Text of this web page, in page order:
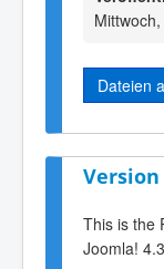
Dateien
Version
This is the
Joomla!